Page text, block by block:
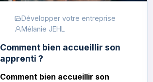
Développer votre entreprise
Mélanie JEHL
Comment bien accueillir son
apprenti ?
Comment bien accueillir son